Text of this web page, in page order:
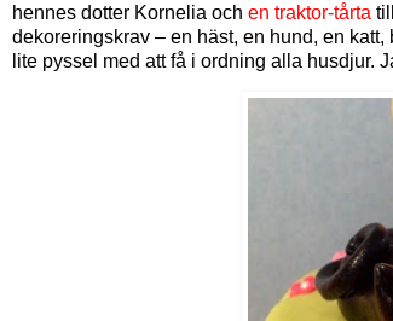
hennes dotter Kornelia och en traktor-tårta
dekoreringskrav – en häst, en hund, en
lite pyssel med att få i ordning alla husdjur.